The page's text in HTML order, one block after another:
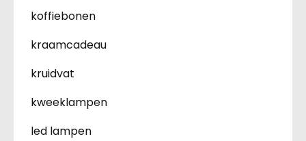
koffiebonen
kraamcadeau
kruidvat
kweeklampen
led lampen